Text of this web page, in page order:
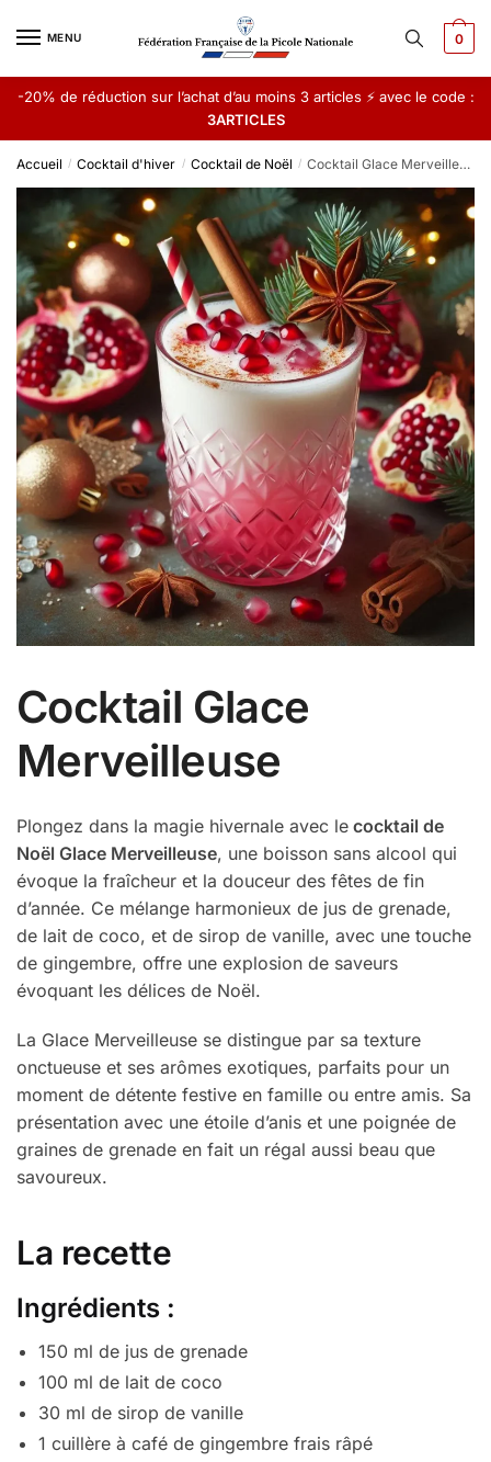
MENU 0
-20% de réduction sur l’achat d’au moins 3 articles ⚡ avec le code :
3ARTICLES
Accueil / Cocktail d'hiver / Cocktail de Noël / Cocktail Glace Merveilleuse
Cocktail Glace
Merveilleuse
Plongez dans la magie hivernale avec le cocktail de
Noël Glace Merveilleuse, une boisson sans alcool qui
évoque la fraîcheur et la douceur des fêtes de fin
d’année. Ce mélange harmonieux de jus de grenade,
de lait de coco, et de sirop de vanille, avec une touche
de gingembre, offre une explosion de saveurs
évoquant les délices de Noël.
La Glace Merveilleuse se distingue par sa texture
onctueuse et ses arômes exotiques, parfaits pour un
moment de détente festive en famille ou entre amis. Sa
présentation avec une étoile d’anis et une poignée de
graines de grenade en fait un régal aussi beau que
savoureux.
La recette
Ingrédients :
150 ml de jus de grenade
100 ml de lait de coco
30 ml de sirop de vanille
1 cuillère à café de gingembre frais râpé